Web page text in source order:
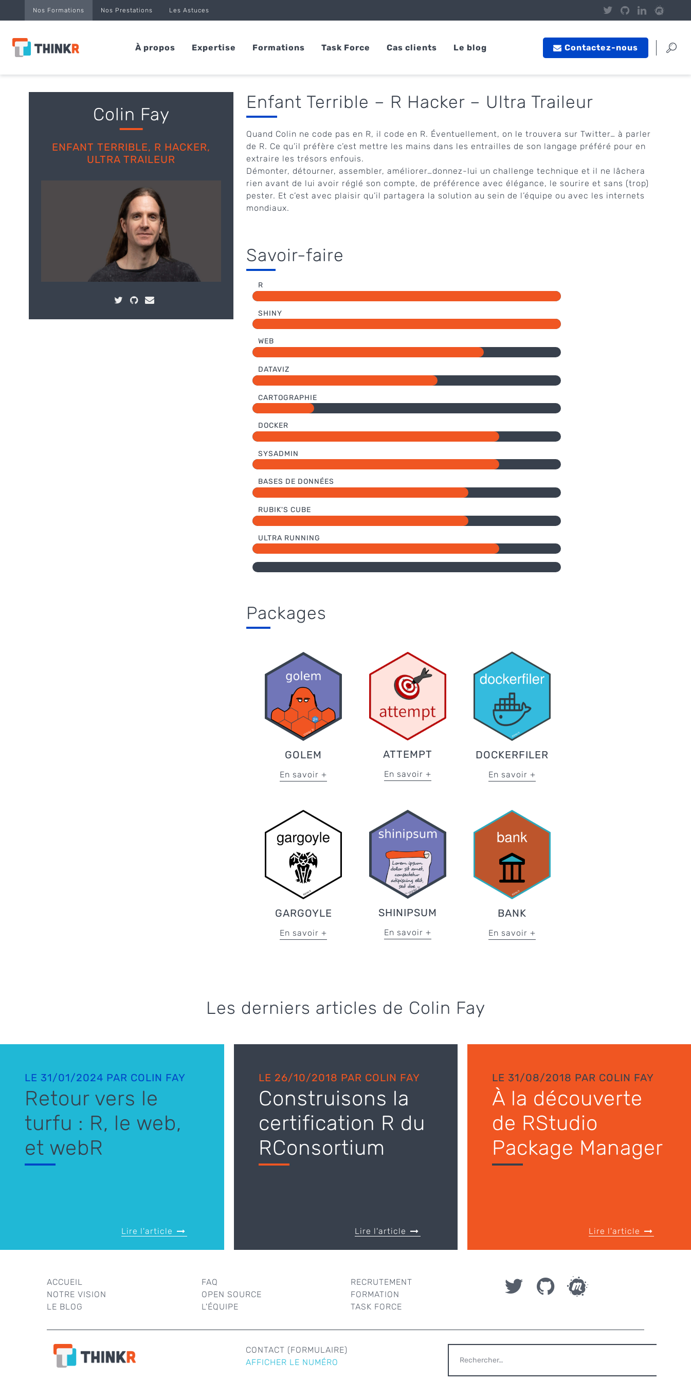
Nos Formations Nos Prestations Les Astuces
À propos Expertise Formations Task Force Cas clients Le blog Contactez-nous
Colin Fay
ENFANT TERRIBLE, R HACKER,
ULTRA TRAILEUR
Enfant Terrible – R Hacker – Ultra Traileur
Quand Colin ne code pas en R, il code en R. Éventuellement, on le trouvera sur Twitter… à parler
de R. Ce qu’il préfère c’est mettre les mains dans les entrailles de son langage préféré pour en
extraire les trésors enfouis.
Démonter, détourner, assembler, améliorer…donnez-lui un challenge technique et il ne lâchera
rien avant de lui avoir réglé son compte, de préférence avec élégance, le sourire et sans (trop)
pester. Et c’est avec plaisir qu’il partagera la solution au sein de l’équipe ou avec les internets
mondiaux.
Savoir-faire
R
SHINY
WEB
DATAVIZ
CARTOGRAPHIE
DOCKER
SYSADMIN
BASES DE DONNÉES
RUBIK'S CUBE
ULTRA RUNNING
Packages
GOLEM
En savoir +
ATTEMPT
En savoir +
DOCKERFILER
En savoir +
GARGOYLE
En savoir +
SHINIPSUM
En savoir +
BANK
En savoir +
Les derniers articles de Colin Fay
LE 31/01/2024 PAR COLIN FAY
Retour vers le
turfu : R, le web,
et webR
Lire l'article
LE 26/10/2018 PAR COLIN FAY
Construisons la
certification R du
RConsortium
Lire l'article
LE 31/08/2018 PAR COLIN FAY
À la découverte
de RStudio
Package Manager
Lire l'article
ACCUEIL
NOTRE VISION
LE BLOG
FAQ
OPEN SOURCE
L'ÉQUIPE
RECRUTEMENT
FORMATION
TASK FORCE
CONTACT (FORMULAIRE)
AFFICHER LE NUMÉRO
RECHERCHER :
Panneau de gestion des cookies